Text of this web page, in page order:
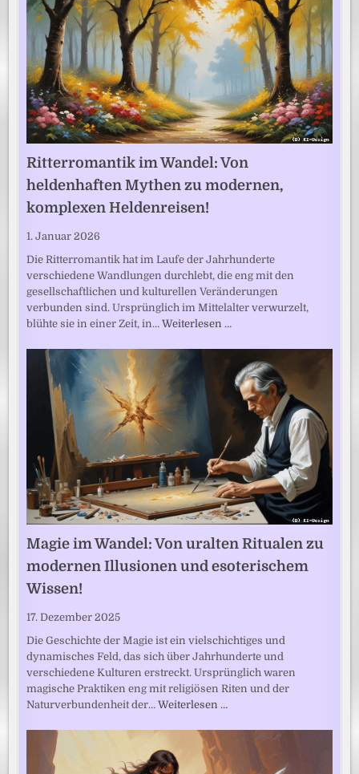
Ritterromantik im Wandel: Von
heldenhaften Mythen zu modernen,
komplexen Heldenreisen!
1. Januar 2026
Die Ritterromantik hat im Laufe der Jahrhunderte
verschiedene Wandlungen durchlebt, die eng mit den
gesellschaftlichen und kulturellen Veränderungen
verbunden sind. Ursprünglich im Mittelalter verwurzelt,
blühte sie in einer Zeit, in…Weiterlesen …
Magie im Wandel: Von uralten Ritualen zu
modernen Illusionen und esoterischem
Wissen!
17. Dezember 2025
Die Geschichte der Magie ist ein vielschichtiges und
dynamisches Feld, das sich über Jahrhunderte und
verschiedene Kulturen erstreckt. Ursprünglich waren
magische Praktiken eng mit religiösen Riten und der
Naturverbundenheit der…Weiterlesen …